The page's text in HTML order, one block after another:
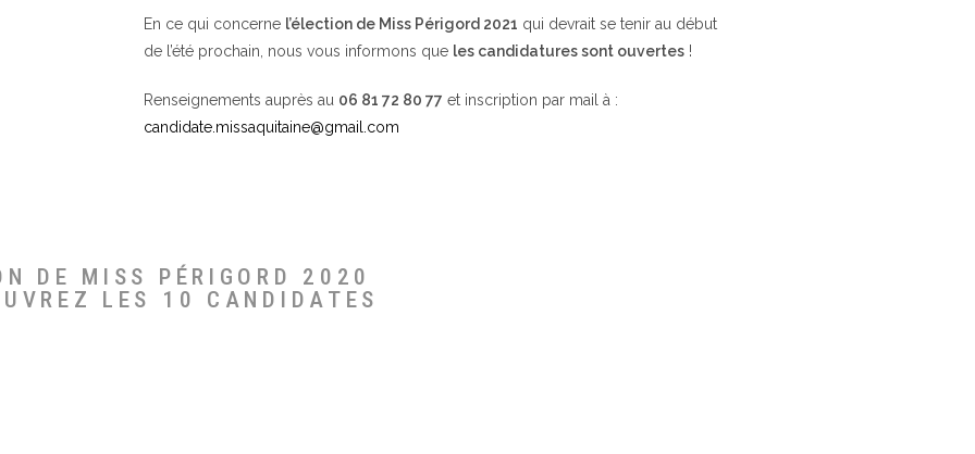
En ce qui concerne l’élection de Miss Périgord 2021 qui devrait se tenir au début
de l’été prochain, nous vous informons que les candidatures sont ouvertes !
Renseignements auprès au 06 81 72 80 77 et inscription par mail à :
candidate.missaquitaine@gmail.com
DE MISS PÉRIGORD 2020
LES 10 CANDIDATES